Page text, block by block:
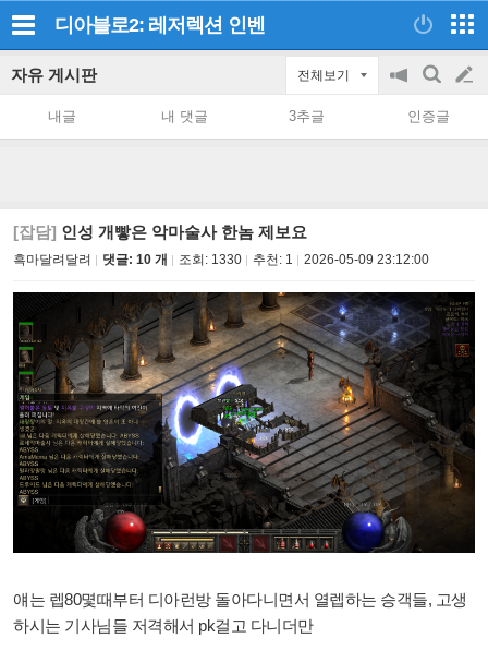
디아블로2: 레저렉션 인벤
자유 게시판 전체보기
공
on/off
검
색
글
쓰
내글 내 댓글 3추글 인증글
[잡담] 인성 개빻은 악마술사 한놈 제보요
흑마달려달려 댓글: 10 개 조회: 1330 추천: 1 2026-05-09 23:12:00
얘는 렙80몇때부터 디아런방 돌아다니면서 열렙하는 승객들, 고생
하시는 기사님들 저격해서 pk걸고 다니더만